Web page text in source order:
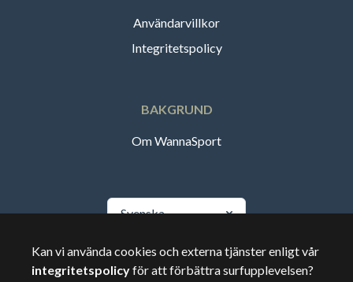
Användarvillkor
Integritetspolicy
BAKGRUND
Om WannaSport
Svenska
🇸🇪Sverige
Kan vi använda cookies och externa tjänster enligt vår
integritetspolicyför att förbättra surfupplevelsen?